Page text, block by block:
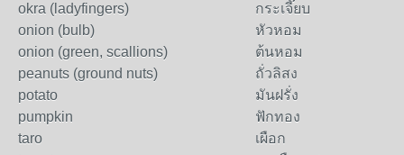
okra (ladyfingers)
กระเจี๊ยบ
onion (bulb)
หัวหอม
onion (green, scallions)
ต้นหอม
peanuts (ground nuts)
ถั่วลิสง
potato
มันฝรั่ง
pumpkin
ฟักทอง
taro
เผือก